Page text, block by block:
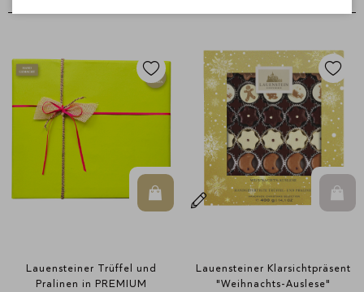
In den Warenkorb
Lauensteiner Trüffel und
Pralinen in PREMIUM
In
Lauensteiner Klarsichtpräsent
"Weihnachts-Auslese"